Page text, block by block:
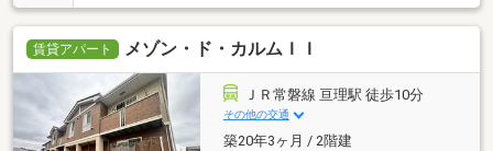
賃貸アパート メゾン・ド・カルムＩＩ
ＪＲ常磐線 亘理駅 徒歩10分
その他の交通
築20年3ヶ月 / 2階建